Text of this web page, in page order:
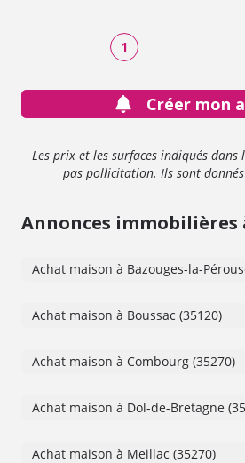
1
Créer mon
Les prix et les surfaces indiqués dans
pas pollicitation. Ils sont
Annonces immobilières
Achat maison à Bazouges-la-
Achat maison à Boussac (35120)
Achat maison à Combourg (35270)
Achat maison à Dol-de-Bretagne
Achat maison à Meillac (35270)